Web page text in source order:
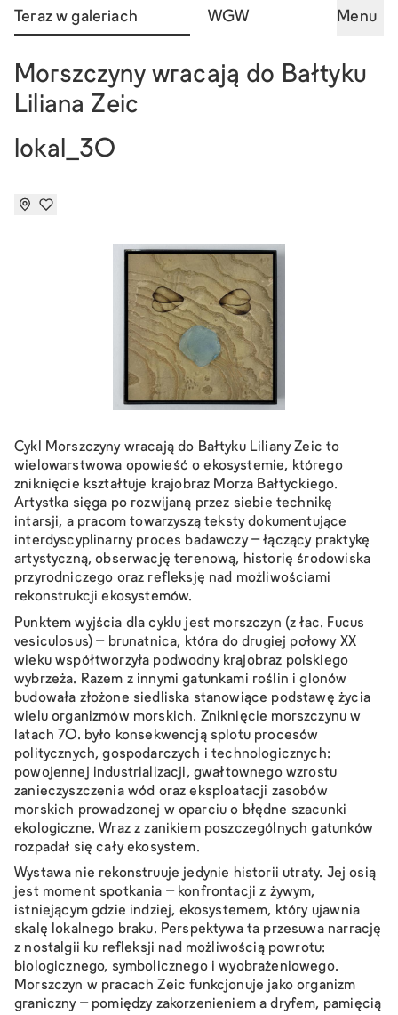
Teraz w galeriach WGW Menu
Morszczyny wracają do Bałtyku
Liliana Zeic
lokal_30
Cykl Morszczyny wracają do BałtykuLiliany Zeic to
wielowarstwowa opowieść o ekosystemie, którego
zniknięcie kształtuje krajobraz Morza Bałtyckiego.
Artystka sięga po rozwijaną przez siebie technikę
intarsji, a pracom towarzyszą teksty dokumentujące
interdyscyplinarny proces badawczy – łączący praktykę
artystyczną, obserwację terenową, historię środowiska
przyrodniczego oraz refleksję nad możliwościami
rekonstrukcji ekosystemów.
Punktem wyjścia dla cyklu jest morszczyn (z łac. Fucus
vesiculosus) – brunatnica, która do drugiej połowy XX
wieku współtworzyła podwodny krajobraz polskiego
wybrzeża. Razem z innymi gatunkami roślin i glonów
budowała złożone siedliska stanowiące podstawę życia
wielu organizmów morskich. Zniknięcie morszczynu w
latach 70. było konsekwencją splotu procesów
politycznych, gospodarczych i technologicznych:
powojennej industrializacji, gwałtownego wzrostu
zanieczyszczenia wód oraz eksploatacji zasobów
morskich prowadzonej w oparciu o błędne szacunki
ekologiczne. Wraz z zanikiem poszczególnych gatunków
rozpadał się cały ekosystem.
Wystawa nie rekonstruuje jedynie historii utraty. Jej osią
jest moment spotkania – konfrontacji z żywym,
istniejącym gdzie indziej, ekosystemem, który ujawnia
skalę lokalnego braku. Perspektywa ta przesuwa narrację
z nostalgii ku refleksji nad możliwością powrotu:
biologicznego, symbolicznego i wyobrażeniowego.
Morszczyn w pracach Zeic funkcjonuje jako organizm
graniczny – pomiędzy zakorzenieniem a dryfem, pamięcią